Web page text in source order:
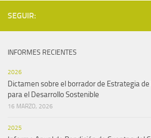
SEGUIR:
INFORMES RECIENTES
2026
Dictamen sobre el borrador de Estrategia
para el Desarrollo Sostenible
16 MARZO, 2026
2025